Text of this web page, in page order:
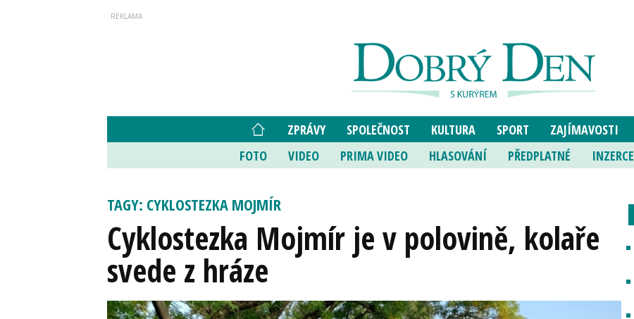
ZPRÁVY SPOLEČNOST KULTURA SPORT ZAJÍMAVOSTI
FOTO
VIDEO PRIMA VIDEO HLASOVÁNÍ PŘEDPLATNÉ INZERCE
TAGY: CYKLOSTEZKA MOJMÍR
Cyklostezka Mojmír je v polovině, kolaře
svede z hráze